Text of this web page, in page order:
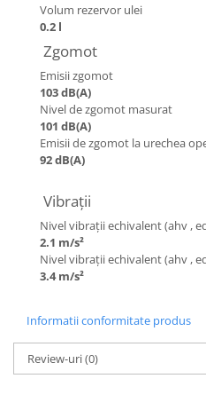
Pompa ulei
Rezervor carburant
Rulmenti
Tobe esapament
Volanta
Produse
ROTAKT
Scarificator
Volum rezervor ulei
0.2 l
Zgomot
Emisii zgomot
103 dB(A)
Nivel de zgomot masurat
101 dB(A)
Emisii de zgomot la urechea
92 dB(A)
Vibrații
Nivel vibrații echivalent (ahv ,
2.1 m/s²
Nivel vibrații echivalent (ahv ,
3.4 m/s²
Informatii conformitate produs
Review-uri(0)